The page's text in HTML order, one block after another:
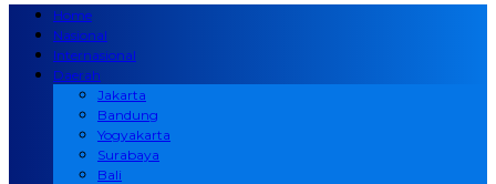
Home
Nasional
Internasional
Daerah
Jakarta
Bandung
Yogyakarta
Surabaya
Bali